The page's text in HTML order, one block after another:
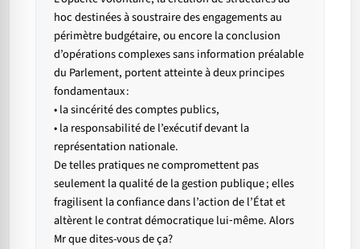
hoc destinées à soustraire des engagements au
périmètre budgétaire, ou encore la conclusion
d’opérations complexes sans information préalable
du Parlement, portent atteinte à deux principes
fondamentaux :
• la sincérité des comptes publics,
• la responsabilité de l’exécutif devant la
représentation nationale.
De telles pratiques ne compromettent pas
seulement la qualité de la gestion publique ; elles
fragilisent la confiance dans l’action de l’État et
altèrent le contrat démocratique lui‑même. Alors
Mr que dites-vous de ça?